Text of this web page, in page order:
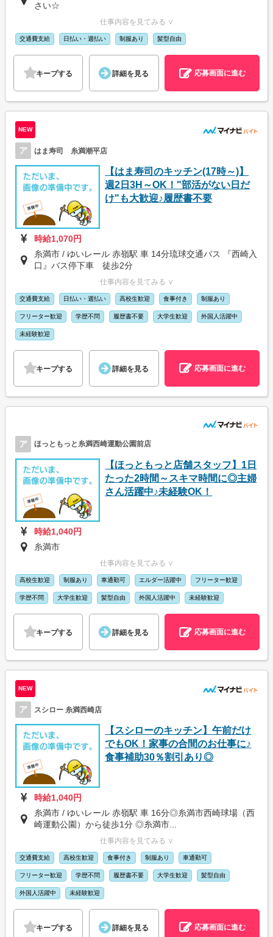
さい☆
仕事内容を見てみる ∨
交通費支給 日払い・週払い 制服あり 髪型自由
キープする 詳細を見る 応募画面に進む
NEW
ア はま寿司 糸満潮平店
【はま寿司のキッチン(17時～)】
週2日3H～OK！"部活がない日だ
け"も大歓迎♪履歴書不要
時給1,070円
糸満市 / ゆいレール 赤嶺駅 車 14分琉球交通バス 『西崎入
口』バス停下車 徒歩2分
仕事内容を見てみる ∨
交通費支給 日払い・週払い 高校生歓迎 食事付き 制服あり
フリーター歓迎 学歴不問 履歴書不要 大学生歓迎 外国人活躍中
未経験歓迎
キープする 詳細を見る 応募画面に進む
ア ほっともっと糸満西崎運動公園前店
【ほっともっと店舗スタッフ】1日
たった2時間～スキマ時間に◎主婦
さん活躍中♪未経験OK！
時給1,040円
糸満市
仕事内容を見てみる ∨
高校生歓迎 制服あり 車通勤可 エルダー活躍中 フリーター歓迎
学歴不問 大学生歓迎 髪型自由 外国人活躍中 未経験歓迎
キープする 詳細を見る 応募画面に進む
NEW
ア スシロー 糸満西崎店
【スシローのキッチン】午前だけ
でもOK！家事の合間のお仕事に♪
食事補助30％割引あり◎
時給1,040円
糸満市 / ゆいレール 赤嶺駅 車 16分◎糸満市西崎球場（西
崎運動公園）から徒歩1分 ◎糸満市...
仕事内容を見てみる ∨
交通費支給 高校生歓迎 食事付き 制服あり 車通勤可
フリーター歓迎 学歴不問 履歴書不要 大学生歓迎 髪型自由
外国人活躍中 未経験歓迎
キープする 詳細を見る 応募画面に進む